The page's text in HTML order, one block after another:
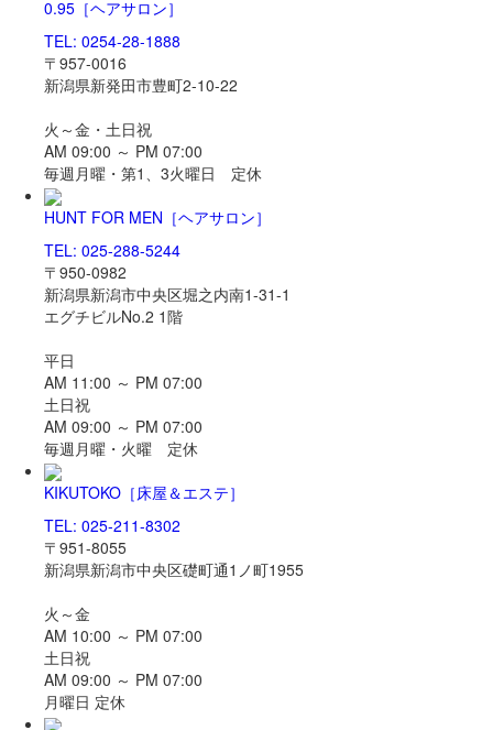
0.95 ［ヘアサロン］
TEL: 0254-28-1888
〒957-0016
新潟県新発田市豊町2-10-22
火～金・土日祝
AM 09:00 ～ PM 07:00
毎週月曜・第1、3火曜日 定休
HUNT FOR MEN ［ヘアサロン］
TEL: 025-288-5244
〒950-0982
新潟県新潟市中央区堀之内南1-31-1
エグチビルNo.2 1階
平日
AM 11:00 ～ PM 07:00
土日祝
AM 09:00 ～ PM 07:00
毎週月曜・火曜 定休
KIKUTOKO ［床屋＆エステ］
TEL: 025-211-8302
〒951-8055
新潟県新潟市中央区礎町通1ノ町1955
火～金
AM 10:00 ～ PM 07:00
土日祝
AM 09:00 ～ PM 07:00
月曜日 定休